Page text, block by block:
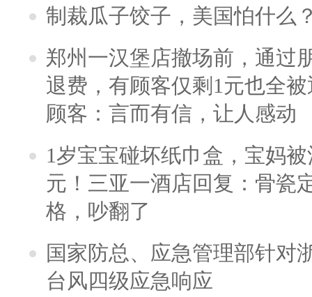
制裁瓜子饺子，美国怕什么
郑州一汉堡店撤场前，通过
退费，有顾客仅剩1元也全
顾客：言而有信，让人感动
1岁宝宝碰坏纸巾盒，宝妈
元！三亚一酒店回复：骨瓷
格，吵翻了
国家防总、应急管理部针对
台风四级应急响应